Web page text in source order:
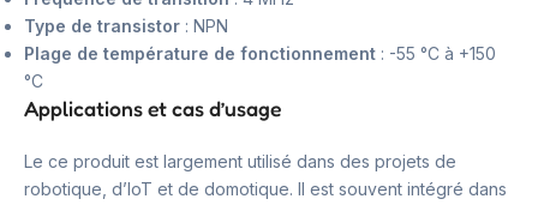
Type de transistor : NPN
Plage de température de fonctionnement : -55 °C à +150
°C
Applications et cas d’usage
Le ce produit est largement utilisé dans des projets de
robotique, d’IoT et de domotique. Il est souvent intégré dans